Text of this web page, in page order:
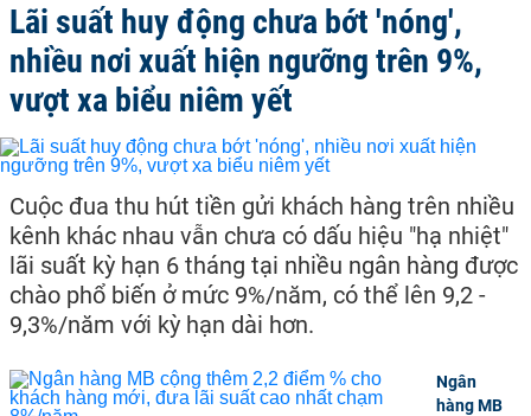
Lãi suất huy động chưa bớt 'nóng',
nhiều nơi xuất hiện ngưỡng trên 9%,
vượt xa biểu niêm yết
Cuộc đua thu hút tiền gửi khách hàng trên nhiều
kênh khác nhau vẫn chưa có dấu hiệu "hạ nhiệt"
lãi suất kỳ hạn 6 tháng tại nhiều ngân hàng được
chào phổ biến ở mức 9%/năm, có thể lên 9,2 -
9,3%/năm với kỳ hạn dài hơn.
Ngân
hàng MB